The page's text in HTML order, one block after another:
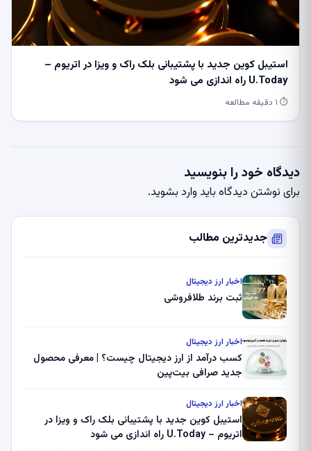
استیبل کوین جدید با پشتیبانی بلک راک و ویزا در اتریوم –
U.Today راه اندازی می شود
⏱ ۱ دقیقه مطالعه
دیدگاه خود را بنویسید
برای نوشتن دیدگاه باید وارد بشوید.
جدیدترین مطالب
اخبار ارز دیجیتال
ثبت برند طلافروشی
اخبار ارز دیجیتال
کسب درآمد از ارز دیجیتال چیست؟ | معرفی محصول
جدید صرافی بیت‌پین
اخبار ارز دیجیتال
استیبل کوین جدید با پشتیبانی بلک راک و ویزا در
اتریوم – U.Today راه اندازی می شود